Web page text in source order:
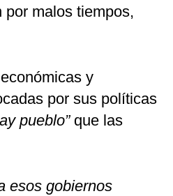
por malos tiempos,
y
por sus políticas
pueblo” que las
esos gobiernos